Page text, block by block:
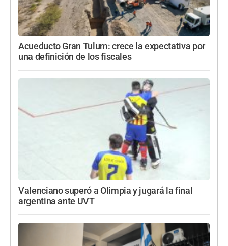
Acueducto Gran Tulum: crece la expectativa por
una definición de los fiscales
Valenciano superó a Olimpia y jugará la final
argentina ante UVT